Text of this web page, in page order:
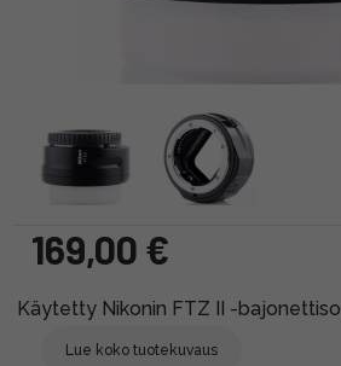
169,00 €
Käytetty Nikonin FTZ II -
Lue koko tuotekuvaus